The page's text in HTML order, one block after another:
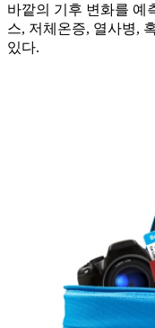
바깥의 기후 변화를 예
스, 저체온증, 열사병,
있다.